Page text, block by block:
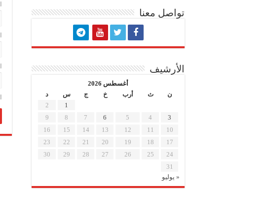
تواصل معنا
الأرشيف
أغسطس 2026
ن
ث أرب خ ج س
د
1
2
3
4
5
6
7
8
9
10
11
12
13
14
15
16
17
18
19
20
21
22
23
24
25
26
27
28
29
30
31
« يوليو